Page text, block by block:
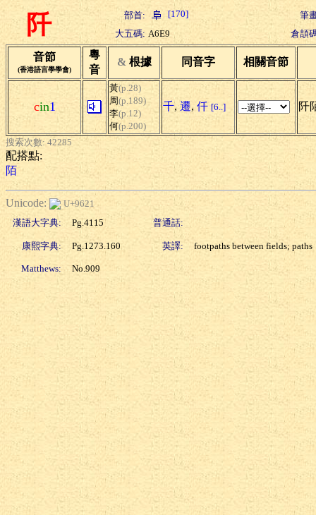
阡 部首: [170]
筆
大五碼: A6E9 倉頡
音節
(香港語言學學會)
粵
音
& 根據 同音字 相關音節
cin1
黃(p.28)
周(p.189)
李(p.12)
何(p.200)
千, 遷, 仟 [6..] 阡
搜索次數: 42285
配搭點:
陌
Unicode:
U+9621
漢語大字典:
Pg.4115 普通話:
康熙字典: Pg.1273.160 英譯: footpaths between fields; paths
Matthews: No.909